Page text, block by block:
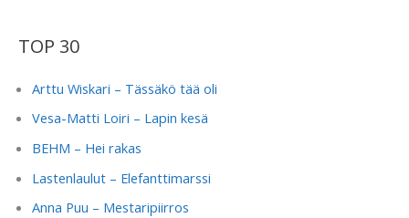
TOP 30
Arttu Wiskari – Tässäkö tää oli
Vesa-Matti Loiri – Lapin kesä
BEHM – Hei rakas
Lastenlaulut – Elefanttimarssi
Anna Puu – Mestaripiirros